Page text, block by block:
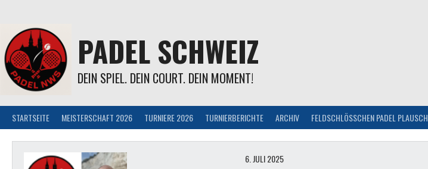
Inhalt
PADEL SCHWEIZ
DEIN SPIEL. DEIN COURT. DEIN MOMENT!
STARTSEITE MEISTERSCHAFT 2026 TURNIERE 2026 TURNIERBERICHTE ARCHIV FELDSCHLÖSSCHEN PADEL PLAUSCH
6. JULI 2025